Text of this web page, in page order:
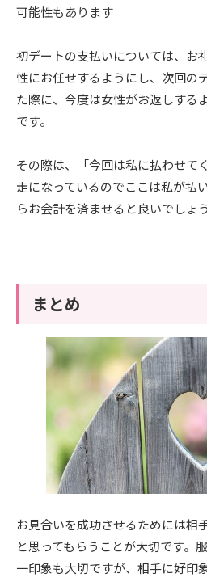
可能性もあります
初デートの支払いについては、お
性にお任せするようにし、次回の
た際に、今度は女性がお返しする
です。
その際は、「今回は私に払わせて
走になっているのでここは私が払
らお会計を済ませると良いでしょう
まとめ
お見合いを成功させるためには相
と思ってもらうことが大切です。
一印象も大切ですが、相手に好印